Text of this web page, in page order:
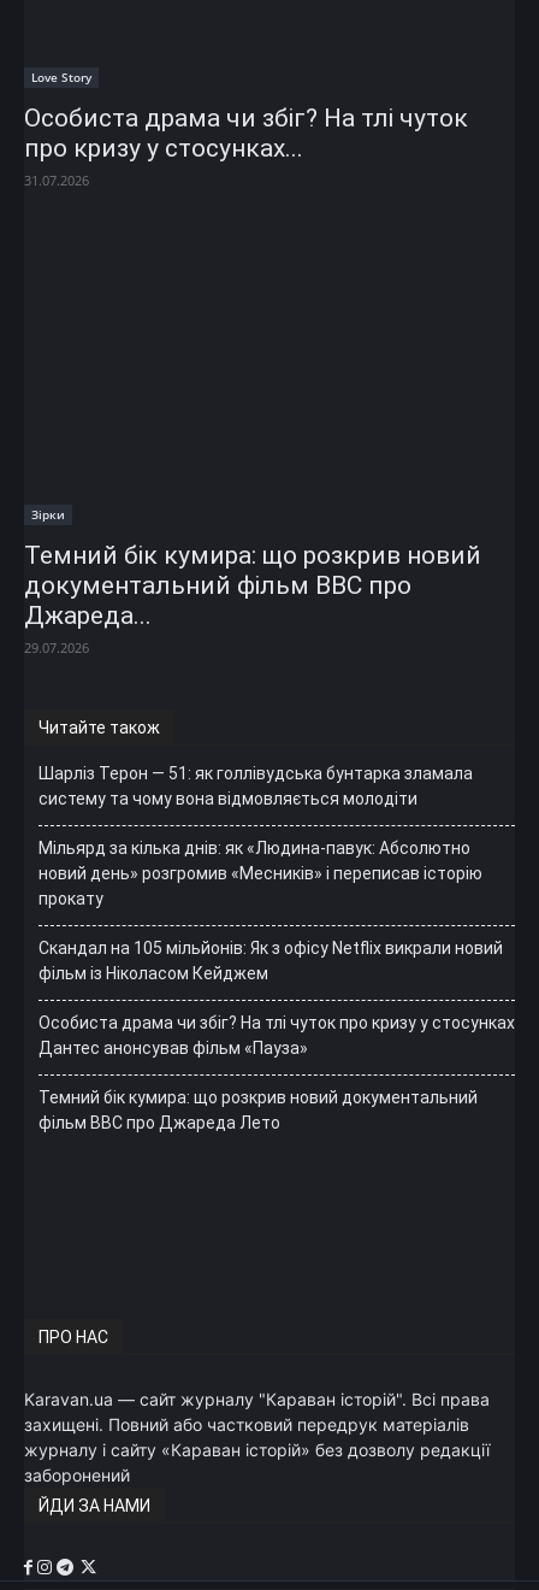
Love Story
Особиста драма чи збіг? На тлі чуток
про кризу у стосунках...
31.07.2026
Зірки
Темний бік кумира: що розкрив новий
документальний фільм ВВС про
Джареда...
29.07.2026
Читайте також
Шарліз Терон — 51: як голлівудська бунтарка зламала
систему та чому вона відмовляється молодіти
Мільярд за кілька днів: як «Людина-павук: Абсолютно
новий день» розгромив «Месників» і переписав історію
прокату
Скандал на 105 мільйонів: Як з офісу Netflix викрали новий
фільм із Ніколасом Кейджем
Особиста драма чи збіг? На тлі чуток про кризу у стосунках
Дантес анонсував фільм «Пауза»
Темний бік кумира: що розкрив новий документальний
фільм ВВС про Джареда Лето
ПРО НАС
Karavan.ua — сайт журналу "Караван історій". Всі права
захищені. Повний або частковий передрук матеріалів
журналу і сайту «Караван історій» без дозволу редакції
заборонений
ЙДИ ЗА НАМИ